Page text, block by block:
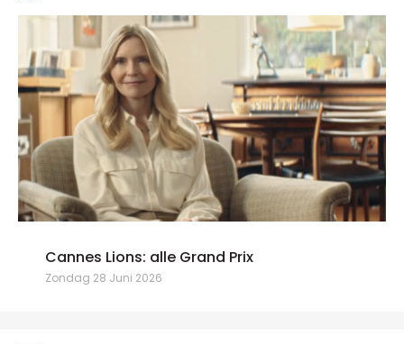
Cannes Lions: alle Grand Prix
Zondag 28 Juni 2026